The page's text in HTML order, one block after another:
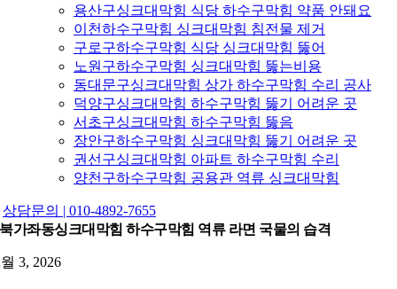
용산구싱크대막힘 식당 하수구막힘 약품 안돼요
이천하수구막힘 싱크대막힘 침전물 제거
구로구하수구막힘 식당 싱크대막힘 뚫어
노원구하수구막힘 싱크대막힘 뚫는비용
동대문구싱크대막힘 상가 하수구막힘 수리 공사
덕양구싱크대막힘 하수구막힘 뚫기 어려운 곳
서초구싱크대막힘 하수구막힘 뚫음
장안구하수구막힘 싱크대막힘 뚫기 어려운 곳
권선구싱크대막힘 아파트 하수구막힘 수리
양천구하수구막힘 공용관 역류 싱크대막힘
상담문의 | 010-4892-7655
북가좌동싱크대막힘 하수구막힘 역류 라면 국물의 습격
3, 2026